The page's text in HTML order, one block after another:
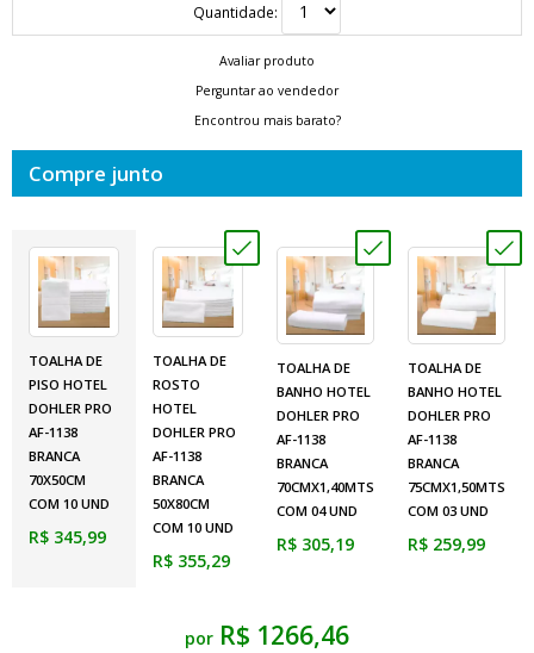
Quantidade:
Avaliar produto
Perguntar ao vendedor
Encontrou mais barato?
Compre junto
TOALHA DE
PISO HOTEL
DOHLER PRO
AF-1138
BRANCA
70X50CM
COM 10 UND
R$ 345,99
TOALHA DE
ROSTO
HOTEL
DOHLER PRO
AF-1138
BRANCA
50X80CM
COM 10 UND
R$ 355,29
TOALHA DE
BANHO HOTEL
DOHLER PRO
AF-1138
BRANCA
70CMX1,40MTS
COM 04 UND
R$ 305,19
TOALHA DE
BANHO HOTEL
DOHLER PRO
AF-1138
BRANCA
75CMX1,50MTS
COM 03 UND
R$ 259,99
por R$ 1266,46